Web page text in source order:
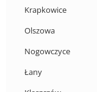
Krapkowice
Olszowa
Nogowczyce
Łany